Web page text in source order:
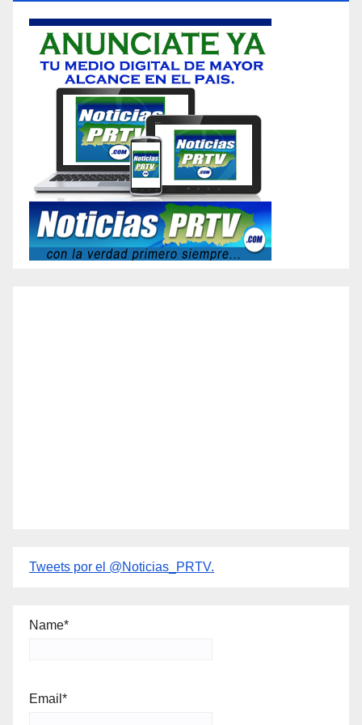
Tweets por el @Noticias_PRTV.
Name*
Email*